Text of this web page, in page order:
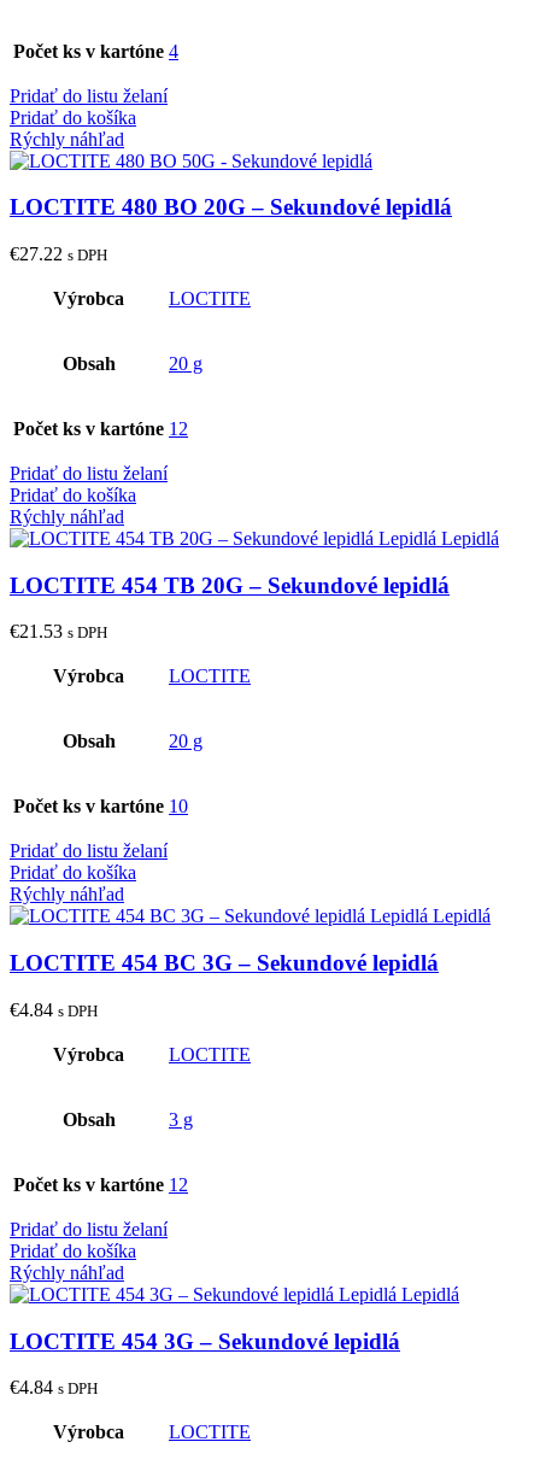
Počet ks v kartóne 4
Pridať do listu želaní
Pridať do košíka
Rýchly náhľad
LOCTITE 480 BO 20G – Sekundové lepidlá
€27.22 s DPH
Výrobca LOCTITE
Obsah 20 g
Počet ks v kartóne 12
Pridať do listu želaní
Pridať do košíka
Rýchly náhľad
LOCTITE 454 TB 20G – Sekundové lepidlá
€21.53 s DPH
Výrobca LOCTITE
Obsah 20 g
Počet ks v kartóne 10
Pridať do listu želaní
Pridať do košíka
Rýchly náhľad
LOCTITE 454 BC 3G – Sekundové lepidlá
€4.84 s DPH
Výrobca LOCTITE
Obsah 3 g
Počet ks v kartóne 12
Pridať do listu želaní
Pridať do košíka
Rýchly náhľad
LOCTITE 454 3G – Sekundové lepidlá
€4.84 s DPH
Výrobca LOCTITE